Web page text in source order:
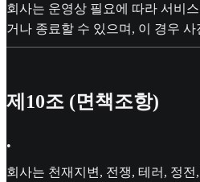
회사는 운영상 필요에 따라 서비
거나 종료할 수 있으며, 이 경우
제10조 (면책조항)
•
회사는 천재지변, 전쟁, 테러, 정